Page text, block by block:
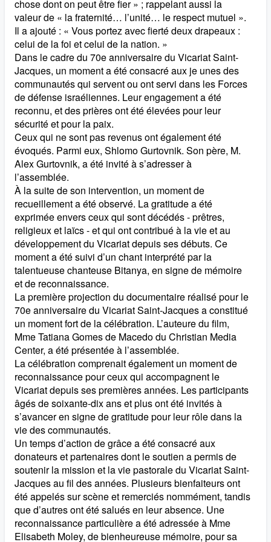
chose dont on peut être fier » ; rappelant aussi la
valeur de « la fraternité… l’unité… le respect mutuel ».
Il a ajouté : « Vous portez avec fierté deux drapeaux :
celui de la foi et celui de la nation. »
Dans le cadre du 70e anniversaire du Vicariat Saint-
Jacques, un moment a été consacré aux je unes des
communautés qui servent ou ont servi dans les Forces
de défense israéliennes. Leur engagement a été
reconnu, et des prières ont été élevées pour leur
sécurité et pour la paix.
Ceux qui ne sont pas revenus ont également été
évoqués. Parmi eux, Shlomo Gurtovnik. Son père, M.
Alex Gurtovnik, a été invité à s’adresser à
l’assemblée.
À la suite de son intervention, un moment de
recueillement a été observé. La gratitude a été
exprimée envers ceux qui sont décédés - prêtres,
religieux et laïcs - et qui ont contribué à la vie et au
développement du Vicariat depuis ses débuts. Ce
moment a été suivi d’un chant interprété par la
talentueuse chanteuse Bitanya, en signe de mémoire
et de reconnaissance.
La première projection du documentaire réalisé pour le
70e anniversaire du Vicariat Saint-Jacques a constitué
un moment fort de la célébration. L’auteure du film,
Mme Tatiana Gomes de Macedo du Christian Media
Center, a été présentée à l’assemblée.
La célébration comprenait également un moment de
reconnaissance pour ceux qui accompagnent le
Vicariat depuis ses premières années. Les participants
âgés de soixante-dix ans et plus ont été invités à
s’avancer en signe de gratitude pour leur rôle dans la
vie des communautés.
Un temps d’action de grâce a été consacré aux
donateurs et partenaires dont le soutien a permis de
soutenir la mission et la vie pastorale du Vicariat Saint-
Jacques au fil des années. Plusieurs bienfaiteurs ont
été appelés sur scène et remerciés nommément, tandis
que d’autres ont été salués en leur absence. Une
reconnaissance particulière a été adressée à Mme
Elisabeth Moley, de bienheureuse mémoire, pour sa